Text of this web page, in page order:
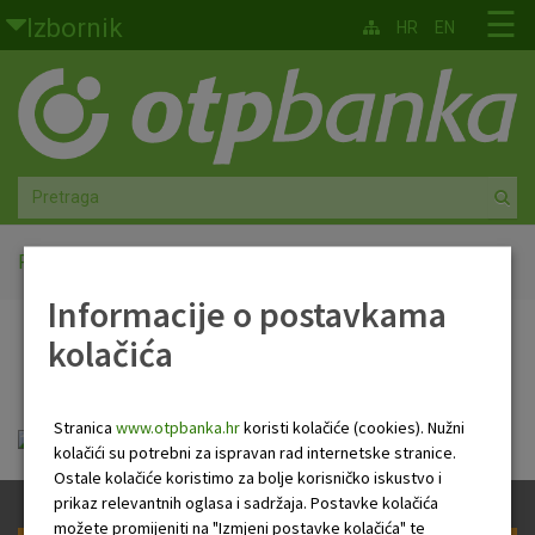
Skoči na glavni sadržaj
Izbornik
Građani
Privatno bankarstvo
Agro
Mala poduzeća i obrtnici
Srednja i velika poduzeća
Faktoring
O nama
☰
HR EN
Početna
OTP paket Indeks
OTP paket Indeks.pdf
Informacije o postavkama
kolačića
Stranica www.otpbanka.hrkoristi kolačiće (cookies). Nužni
kolačići su potrebni za ispravan rad internetske stranice.
Ostale kolačiće koristimo za bolje korisničko iskustvo i
prikaz relevantnih oglasa i sadržaja. Postavke kolačića
možete promijeniti na "Izmjeni postavke kolačića" te